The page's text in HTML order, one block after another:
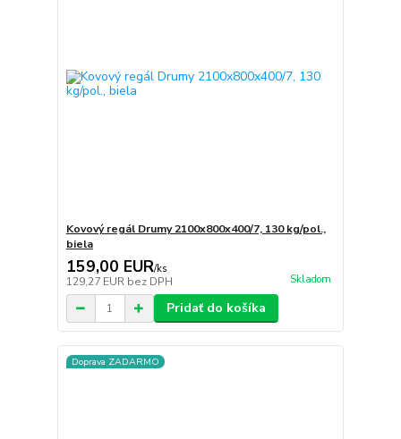
Kovový regál Drumy 2100x800x400/7, 130 kg/pol.,
biela
159,00 EUR/ks
129,27 EUR bez DPH Skladom
Pridať do košíka
Doprava ZADARMO